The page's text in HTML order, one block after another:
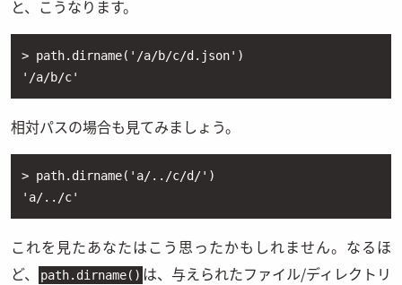
と、こうなります。
> path.dirname('/a/b/c/d.json')
'/a/b/c'
相対パスの場合も見てみましょう。
> path.dirname('a/../c/d/')
'a/../c'
これを見たあなたはこう思ったかもしれません。なるほ
ど、
path.dirname() は、与えられたファイル/ディレクトリ